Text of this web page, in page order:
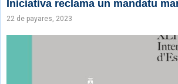
Iniciativa reclama un mandatu
22 de payares, 2023